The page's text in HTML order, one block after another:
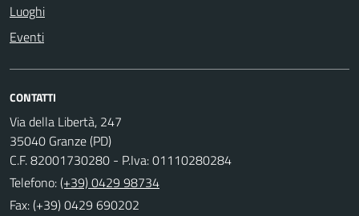
Luoghi
Eventi
CONTATTI
Via della Libertà, 247
35040 Granze (PD)
C.F. 82001730280 - P.Iva: 01110280284
Telefono:(+39) 0429 98734
Fax: (+39) 0429 690202